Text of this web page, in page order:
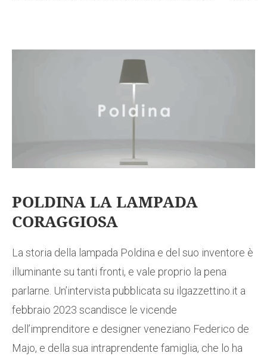
POLDINA LA LAMPADA
CORAGGIOSA
La storia della lampada Poldina e del suo inventore è
illuminante su tanti fronti, e vale proprio la pena
parlarne. Un’intervista pubblicata su ilgazzettino.it a
febbraio 2023 scandisce le vicende
dell’imprenditore e designer veneziano Federico de
Majo, e della sua intraprendente famiglia, che lo ha